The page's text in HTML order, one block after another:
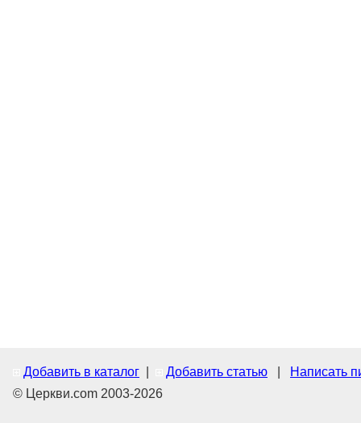
Добавить в каталог Добавить статью
Написать
© Церкви.com 2003-2026